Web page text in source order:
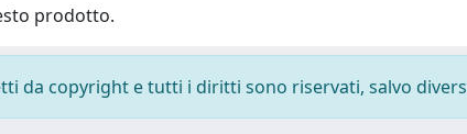
prodotto.
da copyright e tutti i diritti sono riservati, salvo